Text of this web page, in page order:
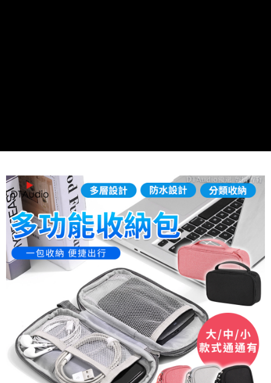
付款後7-11取貨
每筆NT$60，滿NT$598(含以上)免運費
宅配
每筆NT$60，滿NT$800(含以上)免運費
外島宅配
每筆NT$100